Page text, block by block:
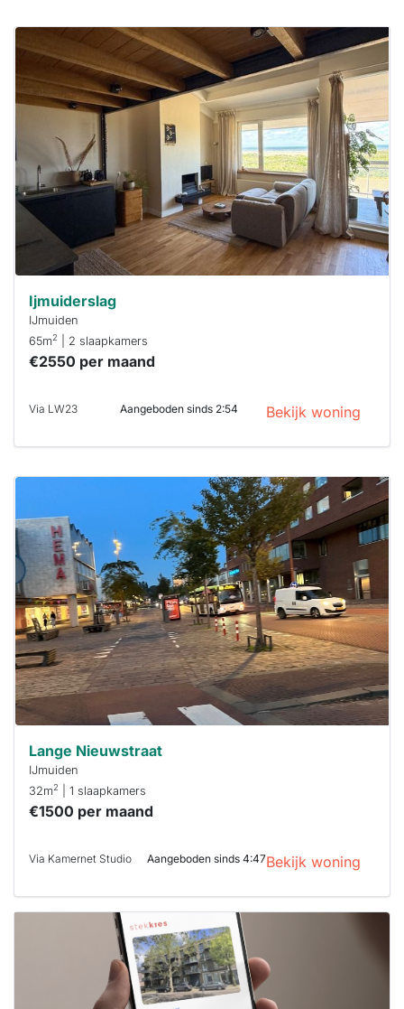
Deze woning
waarschijnlijk
al verhuurd
Om kans te
maken moet je
minuten
reageren.
Stekkies helpt
je hierbij!
Ijmuiderslag
IJmuiden
65m2 | 2 slaapkamers
€2550 per maand
Via LW23 Aangeboden sinds 2:54 Bekijk woning
is
waarschijnlijk
al verhuurd
Om kans te
maken moet je
binnen 15
minuten
reageren.
Stekkies helpt
je hierbij!
Lange Nieuwstraat
IJmuiden
32m2 | 1 slaapkamers
€1500 per maand
Via Kamernet Studio Aangeboden sinds 4:47Bekijk woning